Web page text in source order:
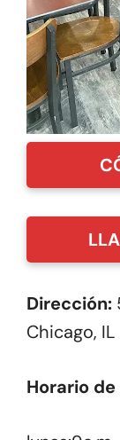
Dirección:
Chicago,
Horario de